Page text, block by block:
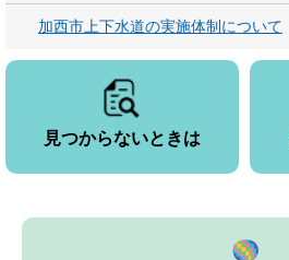
加西市上下水道の実施体制について
見つからないときは